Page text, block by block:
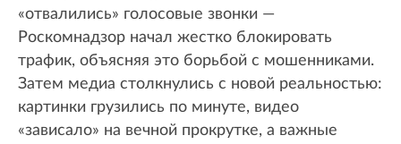
«отвалились» голосовые звонки —
Роскомнадзор начал жестко блокировать
трафик, объясняя это борьбой с мошенниками.
Затем медиа столкнулись с новой реальностью:
картинки грузились по минуте, видео
«зависало» на вечной прокрутке, а важные